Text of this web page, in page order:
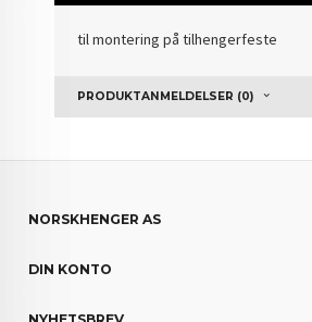
til montering på tilhengerfeste
PRODUKTANMELDELSER (0)
NORSKHENGER AS
DIN KONTO